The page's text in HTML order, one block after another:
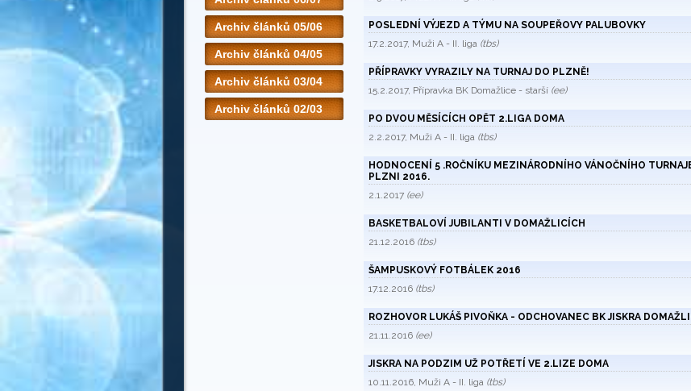
Archiv článků 05/06
Archiv článků 04/05
Archiv článků 03/04
Archiv článků 02/03
POSLEDNÍ VÝJEZD A TÝMU NA SOUPEŘOVY PALUBOVKY
17.2.2017, Muži A - II. liga (tbs)
PŘÍPRAVKY VYRAZILY NA TURNAJ DO PLZNĚ!
15.2.2017, Přípravka BK Domažlice - starší (ee)
PO DVOU MĚSÍCÍCH OPĚT 2.LIGA DOMA
2.2.2017, Muži A - II. liga (tbs)
HODNOCENÍ 5 .ROČNÍKU MEZINÁRODNÍHO VÁNOČNÍHO
PLZNI 2016.
2.1.2017 (ee)
BASKETBALOVÍ JUBILANTI V DOMAŽLICÍCH
21.12.2016 (tbs)
ŠAMPUSKOVÝ FOTBÁLEK 2016
17.12.2016 (tbs)
ROZHOVOR LUKÁŠ PIVOŇKA - ODCHOVANEC BK JISKRA
21.11.2016 (ee)
JISKRA NA PODZIM UŽ POTŘETÍ VE 2.LIZE DOMA
10.11.2016, Muži A - II. liga (tbs)